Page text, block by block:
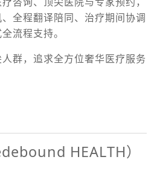
全程翻译陪同、治疗期间协调
流程支持。
人群，追求全方位奢华医疗服务
HEALTH）